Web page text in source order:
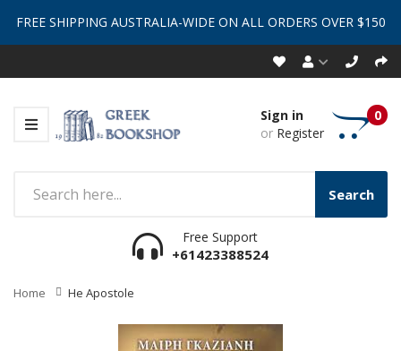
FREE SHIPPING AUSTRALIA-WIDE ON ALL ORDERS OVER $150
Sign in
or Register
0
Search
Free Support
+61423388524
Home He Apostole